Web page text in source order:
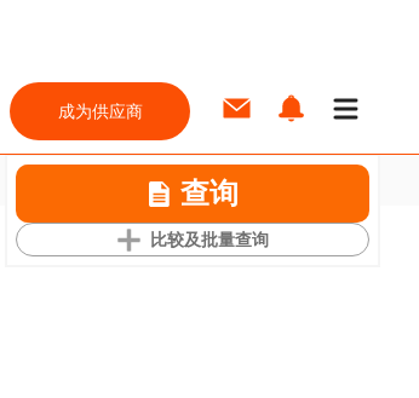
成为供应商
查询
比较及批量查询